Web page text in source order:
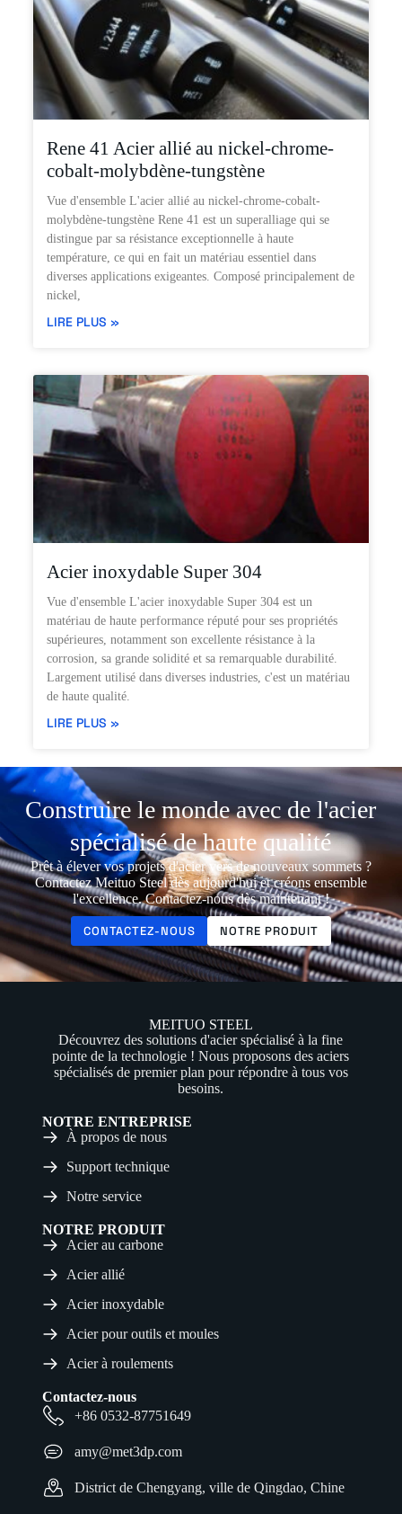
Rene 41 Acier allié au nickel-chrome-
cobalt-molybdène-tungstène
Vue d'ensemble L'acier allié au nickel-chrome-cobalt-
molybdène-tungstène Rene 41 est un superalliage qui se
distingue par sa résistance exceptionnelle à haute
température, ce qui en fait un matériau essentiel dans
diverses applications exigeantes. Composé principalement de
nickel,
LIRE PLUS »
Acier inoxydable Super 304
Vue d'ensemble L'acier inoxydable Super 304 est un
matériau de haute performance réputé pour ses propriétés
supérieures, notamment son excellente résistance à la
corrosion, sa grande solidité et sa remarquable durabilité.
Largement utilisé dans diverses industries, c'est un matériau
de haute qualité.
LIRE PLUS »
Construire le monde avec de l'acier
spécialisé de haute qualité
Prêt à élever vos projets d'acier vers de nouveaux sommets ?
Contactez Meituo Steel dès aujourd'hui et créons ensemble
l'excellence. Contactez-nous dès maintenant !
CONTACTEZ-NOUS NOTRE PRODUIT
MEITUO STEEL
Découvrez des solutions d'acier spécialisé à la fine
pointe de la technologie ! Nous proposons des aciers
spécialisés de premier plan pour répondre à tous vos
besoins.
NOTRE ENTREPRISE
À propos de nous
Support technique
Notre service
NOTRE PRODUIT
Acier au carbone
Acier allié
Acier inoxydable
Acier pour outils et moules
Acier à roulements
Contactez-nous
+86 0532-87751649
amy@met3dp.com
District de Chengyang, ville de Qingdao, Chine